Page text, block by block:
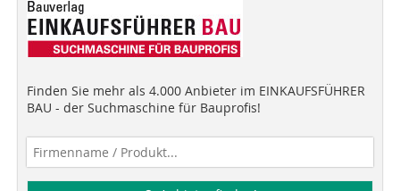
Finden Sie mehr als 4.000 Anbieter im EINKAUFSFÜHRER
BAU - der Suchmaschine für Bauprofis!